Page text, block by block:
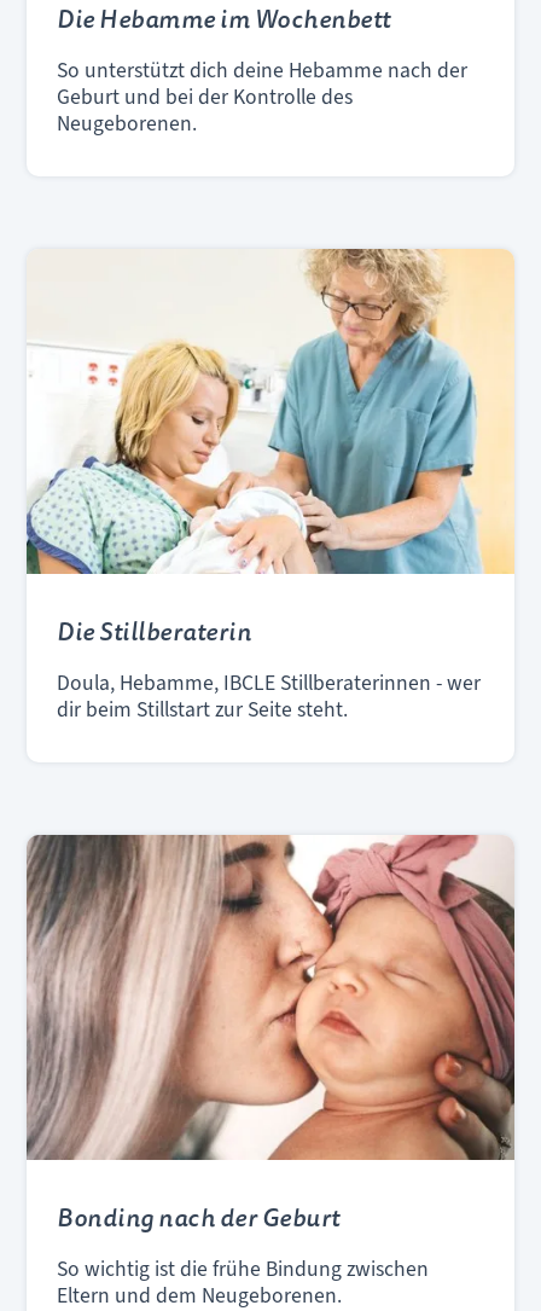
Die Hebamme im Wochenbett
So unterstützt dich deine Hebamme nach der
Geburt und bei der Kontrolle des
Neugeborenen.
Die Stillberaterin
Doula, Hebamme, IBCLE Stillberaterinnen - wer
dir beim Stillstart zur Seite steht.
Bonding nach der Geburt
So wichtig ist die frühe Bindung zwischen
Eltern und dem Neugeborenen.